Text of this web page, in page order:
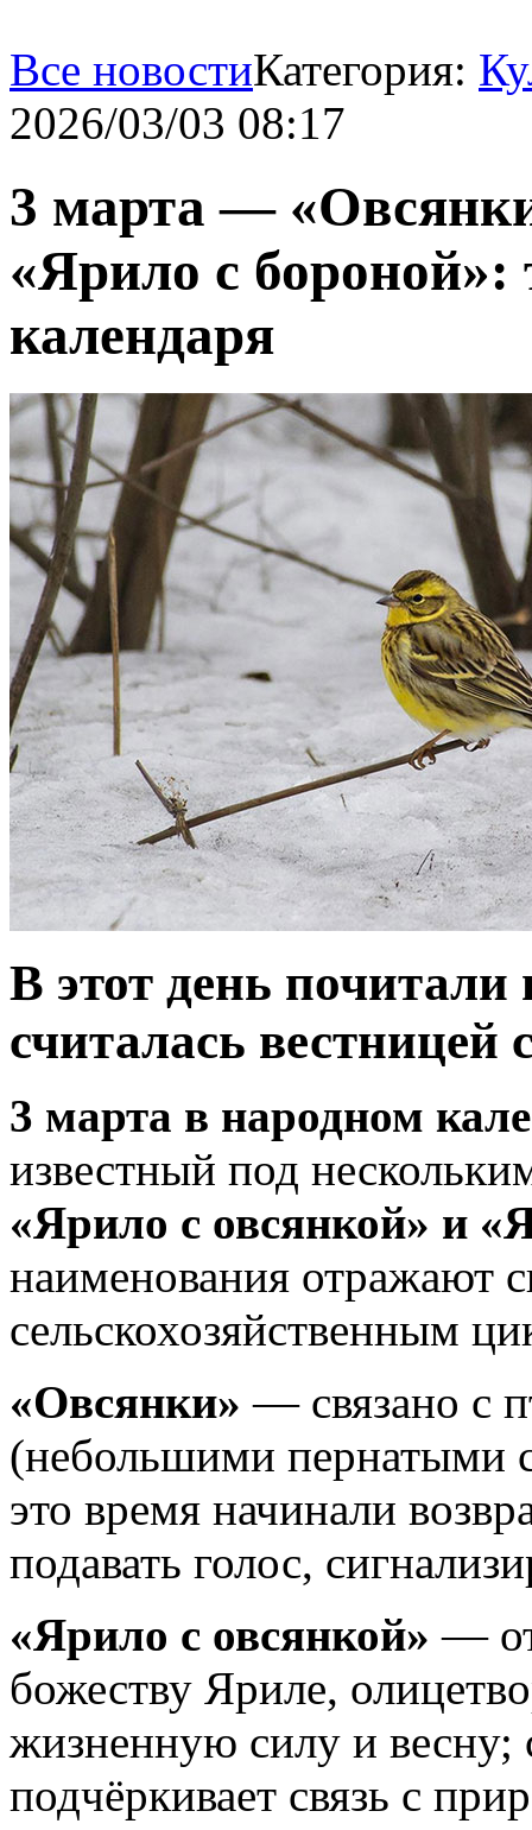
Все новостиКатегория:
2026/03/03 08:17
3 марта —
«Ярило с бороной»:
календаря
В этот день почитали
считалась вестницей
3 марта в народном
известный под
«Ярило с овсянкой» и
наименования отражают
сельскохозяйственным
«Овсянки» — связано с
(небольшими пернатыми
это время начинали
подавать голос,
«Ярило с овсянкой»—
божеству Яриле,
жизненную силу и весну;
подчёркивает связь с